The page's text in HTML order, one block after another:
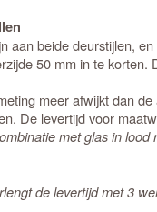
aan beide deurstijlen,
50 mm in te
meer afwijkt dan
De levertijd voor
met glas in lood
de levertijd met 3